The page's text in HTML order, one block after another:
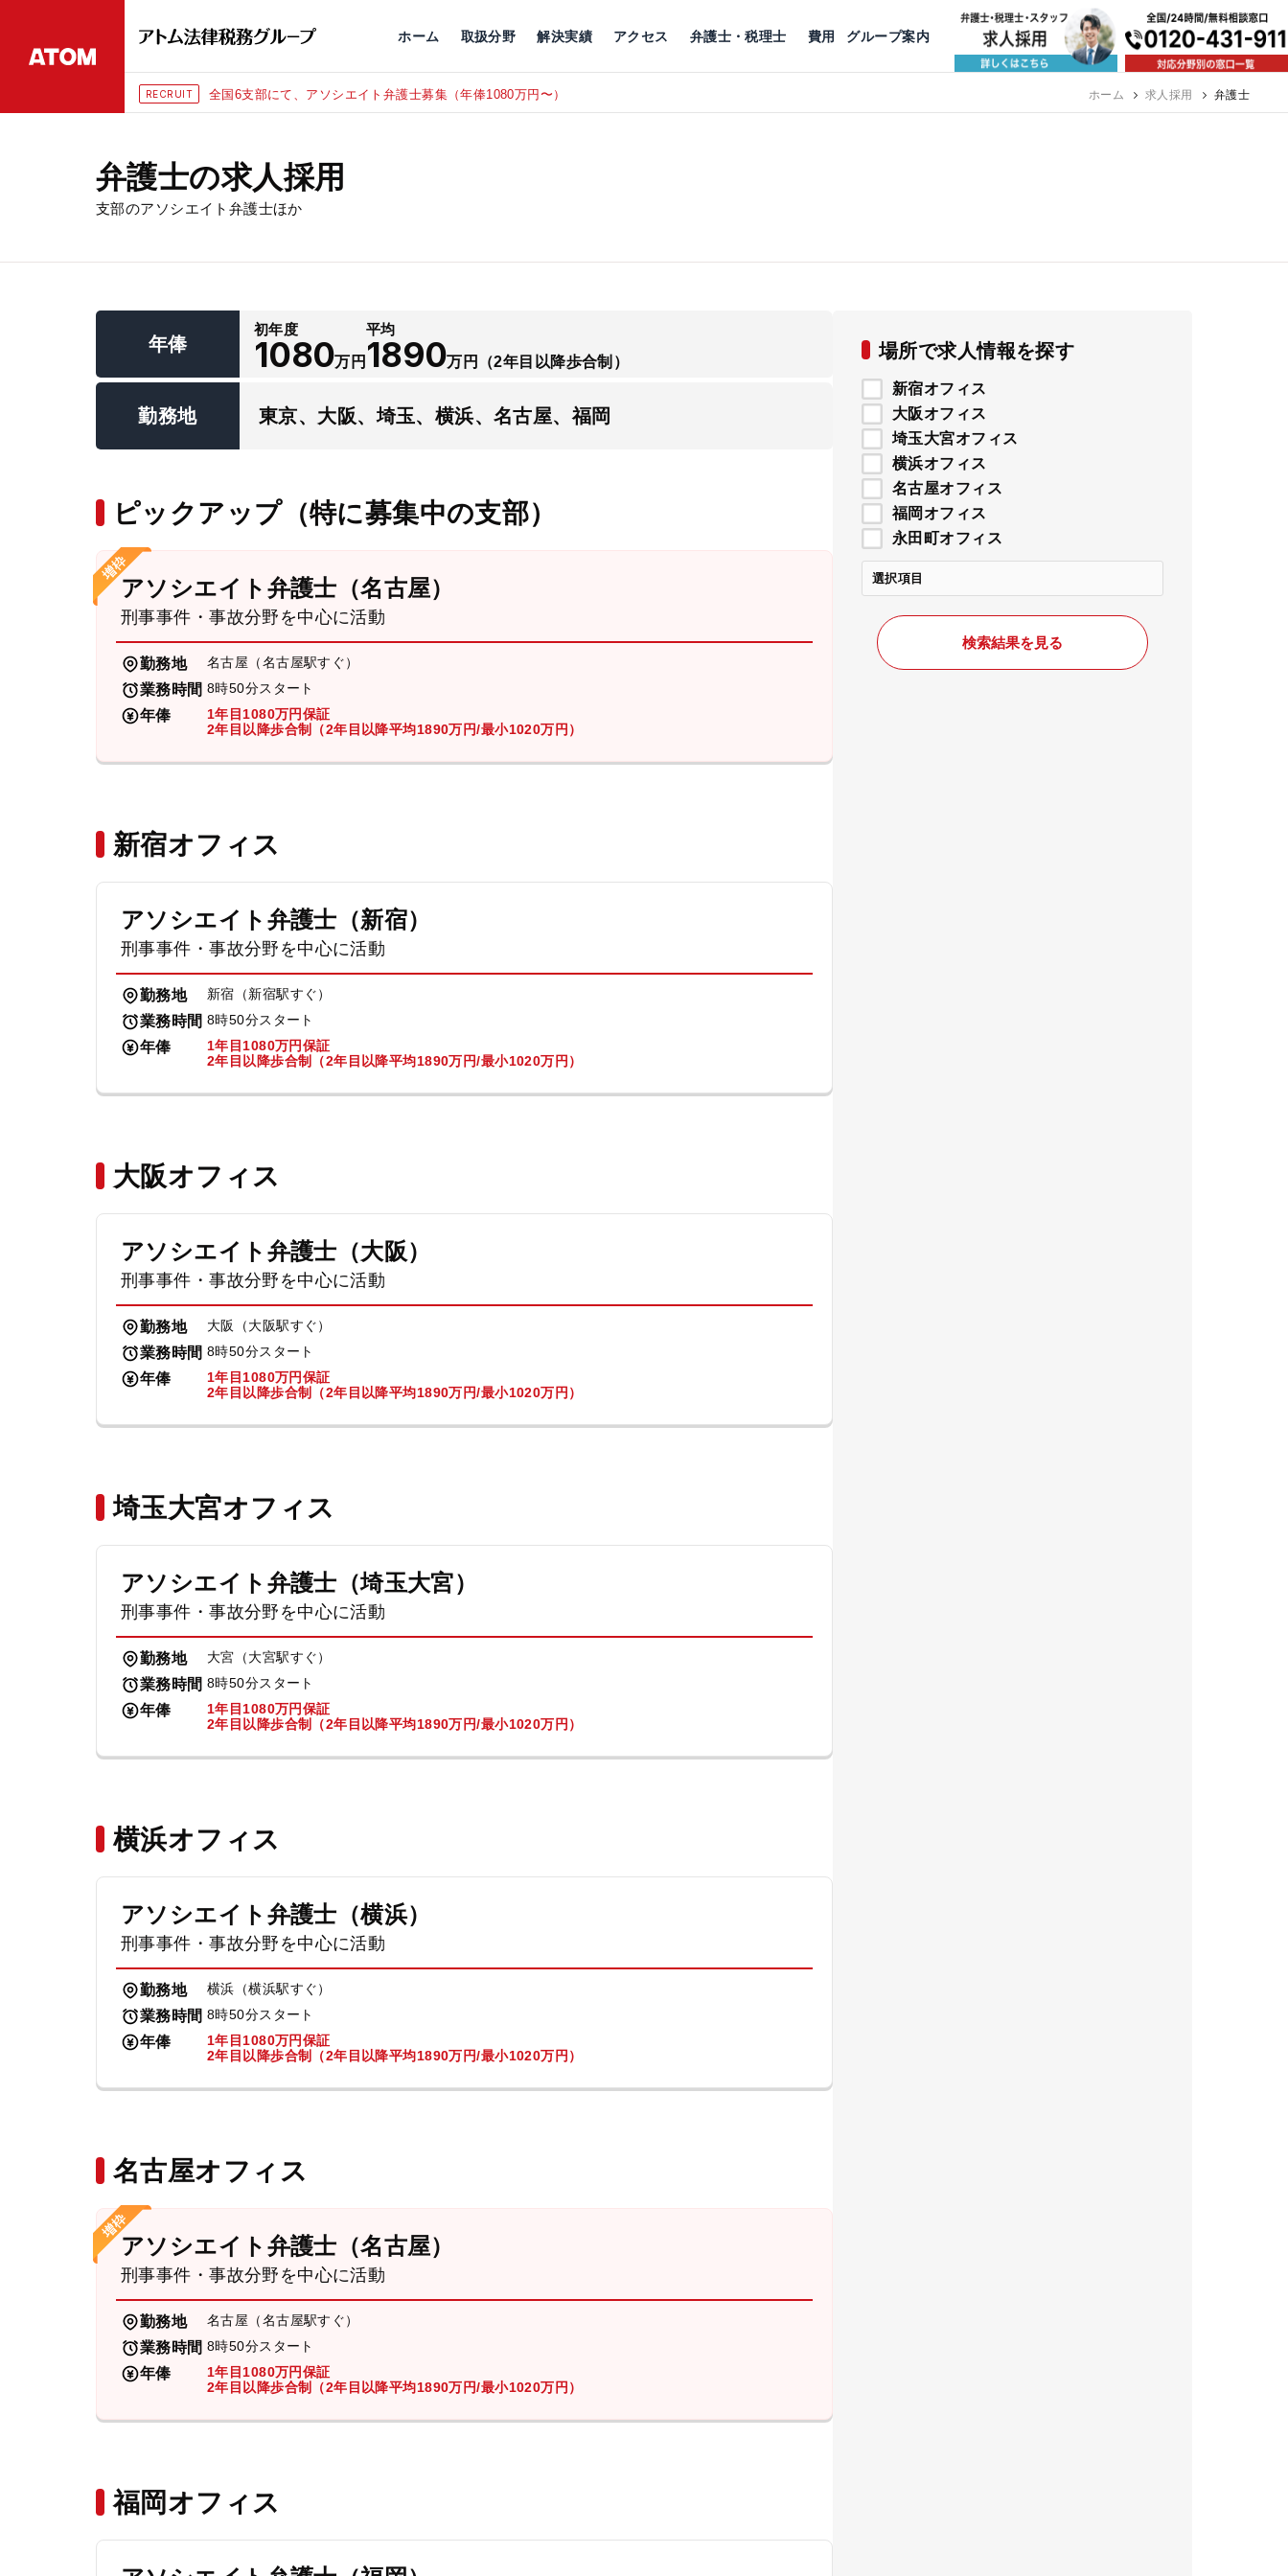
ホーム 取扱分野
公益活動
解決実績 アクセス
京都 神戸 福岡
弁護士・税理士 費用 グループ案内
RECRUIT 全国6支部にて、アソシエイト弁護士募集（年俸1080万円〜）
弁護士の求人採用
支部のアソシエイト弁護士ほか
場所で求人情報を探す
新宿オフィス
大阪オフィス
埼玉大宮オフィス
横浜オフィス
名古屋オフィス
福岡オフィス
永田町オフィス
選択項目
検索結果を見る
年俸
初年度
1080万円
平均
1890万円 （2年目以降歩合制）
勤務地 東京、大阪、埼玉、横浜、名古屋、福岡
ピックアップ（特に募集中の支部）
アソシエイト弁護士（名古屋）
刑事事件・事故分野を中心に活動
勤務地 名古屋（名古屋駅すぐ）
業務時間 8時50分スタート
年俸
1年目1080万円保証
2年目以降歩合制（2年目以降平均1890万円/最小1020万円）
新宿オフィス
アソシエイト弁護士（新宿）
刑事事件・事故分野を中心に活動
勤務地 新宿（新宿駅すぐ）
業務時間 8時50分スタート
年俸
1年目1080万円保証
2年目以降歩合制（2年目以降平均1890万円/最小1020万円）
大阪オフィス
アソシエイト弁護士（大阪）
刑事事件・事故分野を中心に活動
勤務地 大阪（大阪駅すぐ）
業務時間 8時50分スタート
年俸
1年目1080万円保証
2年目以降歩合制（2年目以降平均1890万円/最小1020万円）
埼玉大宮オフィス
アソシエイト弁護士（埼玉大宮）
刑事事件・事故分野を中心に活動
勤務地 大宮（大宮駅すぐ）
業務時間 8時50分スタート
年俸
1年目1080万円保証
2年目以降歩合制（2年目以降平均1890万円/最小1020万円）
横浜オフィス
アソシエイト弁護士（横浜）
刑事事件・事故分野を中心に活動
勤務地 横浜（横浜駅すぐ）
業務時間 8時50分スタート
年俸
1年目1080万円保証
2年目以降歩合制（2年目以降平均1890万円/最小1020万円）
名古屋オフィス
アソシエイト弁護士（名古屋）
刑事事件・事故分野を中心に活動
勤務地 名古屋（名古屋駅すぐ）
業務時間 8時50分スタート
年俸
1年目1080万円保証
2年目以降歩合制（2年目以降平均1890万円/最小1020万円）
福岡オフィス
ホーム 求人採用 弁護士